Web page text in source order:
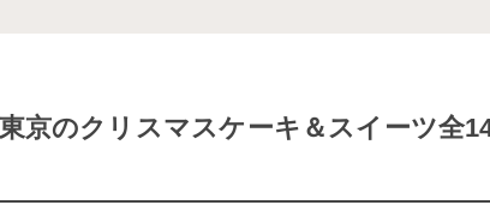
京のクリスマスケーキ＆スイーツ全